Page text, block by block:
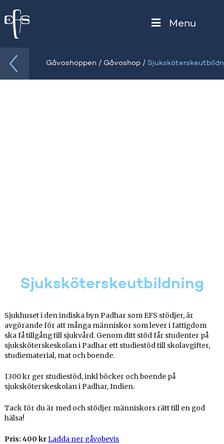
Menu
Gåvoshoppen / Gåvoshop /
Sjuksköterskeutbildning
Sjukhuset i den indiska byn Padhar som EFS stödjer, är
avgörande för att många människor som lever i fattigdom
ska få tillgång till sjukvård. Genom ditt stöd får studenter på
sjuksköterskeskolan i Padhar ett studiestöd till skolavgifter,
studiematerial, mat och boende.
1300 kr ger studiestöd, inkl böcker och boende på
sjuksköterskeskolan i Padhar, Indien.
Tack för du är med och stödjer människors rätt till en god
hälsa!
Pris: 400 krLadda ner gåvobevis